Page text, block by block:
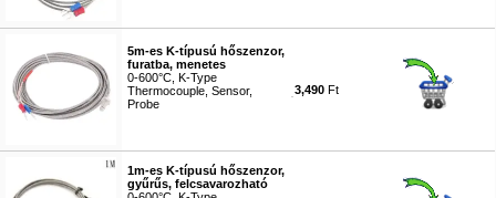
5m-es K-típusú hőszenzor,
furatba, menetes
0-600°C, K-Type
Thermocouple, Sensor,
Probe
3,490 Ft
1m-es K-típusú hőszenzor,
gyűrűs, felcsavarozható